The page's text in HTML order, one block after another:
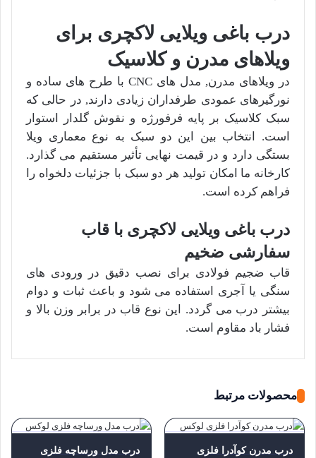
درب باغی ویلایی لاکچری برای
ویلاهای مدرن و کلاسیک
در ویلاهای مدرن, مدل های CNC با طرح های ساده و
نورگیرهای عمودی طرفداران زیادی دارند, در حالی که
سبک کلاسیک بر پایه فرفورژه و نقوش گلدار استوار
است. انتخاب بین این دو سبک به نوع معماری ویلا
بستگی دارد و در قیمت نهایی تأثیر مستقیم می گذارد.
کارخانه ما امکان تولید هر دو سبک با جزئیات دلخواه را
فراهم کرده است.
درب باغی ویلایی لاکچری با قاب
سفارشی ضخیم
قاب ضجیم فولادی برای نصب دقیق در ورودی های
سنگی یا آجری استفاده می شود و باعث ثبات و دوام
بیشتر درب می گردد. این نوع قاب در برابر وزن بالا و
فشار باد مقاوم است.
محصولات مرتبط
درب مدرن کوآدرا فلزی
درب مدل ورساچه فلزی